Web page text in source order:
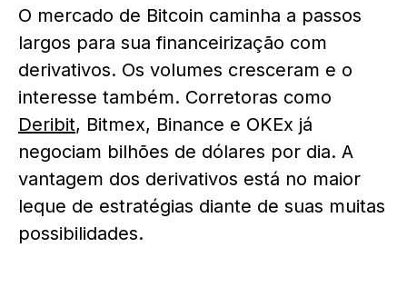
O mercado de Bitcoin caminha a passos
largos para sua financeirização com
derivativos. Os volumes cresceram e o
interesse também. Corretoras como
Deribit, Bitmex, Binance e OKEx já
negociam bilhões de dólares por dia. A
vantagem dos derivativos está no maior
leque de estratégias diante de suas muitas
possibilidades.